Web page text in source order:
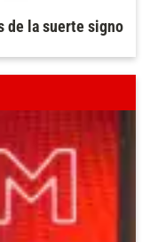
de la suerte signo